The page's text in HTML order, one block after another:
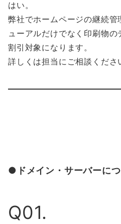
はい。
弊社でホームページの継続管
ューアルだけでなく印刷物
割引対象になります。
詳しくは担当にご相談くださ
●ドメイン・サーバーに
Q01.